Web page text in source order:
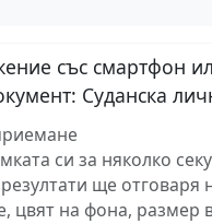
със смартфон
Суданска
си за няколко
ще
цвят на фона, размер